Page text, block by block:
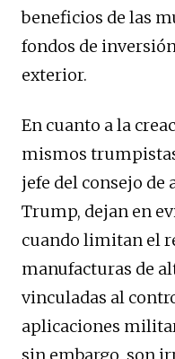
beneficios de las
fondos de
exterior.
En cuanto a la
mismos
jefe del consejo de
Trump, dejan en
cuando limitan el
manufacturas de
vinculadas al
aplicaciones
sin embargo, son